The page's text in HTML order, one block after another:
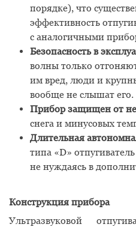
порядке), что
эффективность
с аналогичными
Безопасность в
волны только
им вред, люди и
вообще не слышат его.
Прибор защищен от
снега и минусовых
Длительная
типа «D»
не нуждаясь в
Конструкция прибора
Ультразвуковой